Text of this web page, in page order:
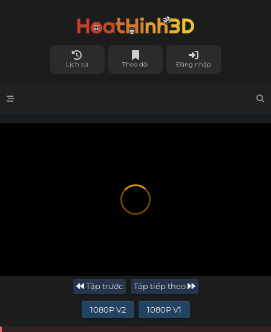
Lịch sử Theo dõi Đăng nhập
Tập trước Tập tiếp theo
1080P V2 1080P V1